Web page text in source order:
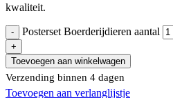
kwaliteit.
Posterset Boerderijdieren aantal
Toevoegen aan winkelwagen
Verzending binnen 4 dagen
Toevoegen aan verlanglijstje